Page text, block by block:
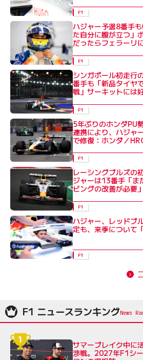
F1
ハジャー予選8番手
た自分に腹が立つ」
だったらフェラーリ
F1
シンガポール初走行
番手も「新品タイヤ
戦」サーキットには
F1
5年ぶりのホンダPU
連携により、ハジャ
で修復：ホンダ／
F1
レーシングブルズの
ジャーは13番手「ま
ビングの改善が必要」
F1
ハジャー、レッドブ
定も、来季について
F1
F1 ニュースランキング
サマーブレイク中に
渉戦。2027年F1シ